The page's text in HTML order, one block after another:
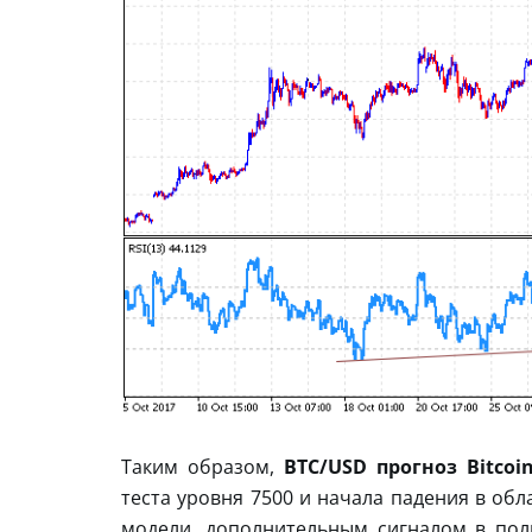
Таким образом, BTC/USD прогноз
теста уровня 7500 и начала падения в